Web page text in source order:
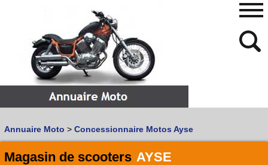
Vous recherchez un garageMOTOou SCOOTER
Quoi :
480
768
Annuaire Moto > Concessionnaire Motos Ayse
Magasin de scooters AYSE